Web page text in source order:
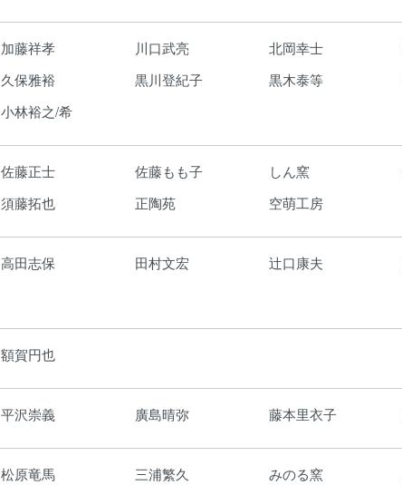
加藤祥孝 川口武亮 北岡幸士
久保雅裕 黒川登紀子 黒木泰等
小林裕之/希
佐藤正士 佐藤もも子 しん窯
須藤拓也 正陶苑 空萌工房
高田志保 田村文宏 辻口康夫
額賀円也
平沢崇義 廣島晴弥 藤本里衣子
松原竜馬 三浦繁久 みのる窯